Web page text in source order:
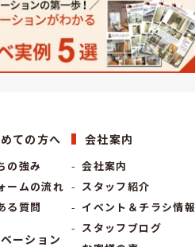
ての方へ
の強み
ームの流れ
る質問
ーション
会社案内
会社案内
スタッフ紹介
イベント＆チラシ情報
スタッフブログ